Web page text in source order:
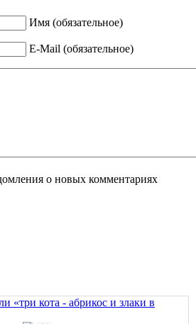
Имя (обязательное)
E-Mail (обязательное)
о новых комментариях
«три кота - абрикос и злаки в